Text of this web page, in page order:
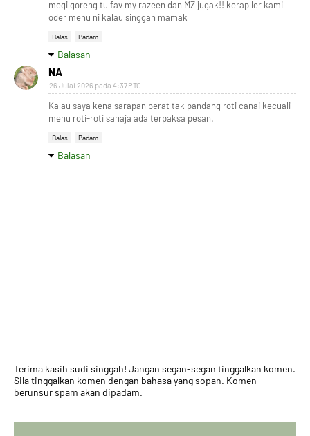
megi goreng tu fav my razeen dan MZ jugak!! kerap ler kami
oder menu ni kalau singgah mamak
Balas Padam
Balasan
NA
26 Julai 2026 pada 4:37 PTG
Kalau saya kena sarapan berat tak pandang roti canai kecuali
menu roti-roti sahaja ada terpaksa pesan.
Balas Padam
Balasan
Terima kasih sudi singgah! Jangan segan-segan tinggalkan komen.
Sila tinggalkan komen dengan bahasa yang sopan. Komen
berunsur spam akan dipadam.